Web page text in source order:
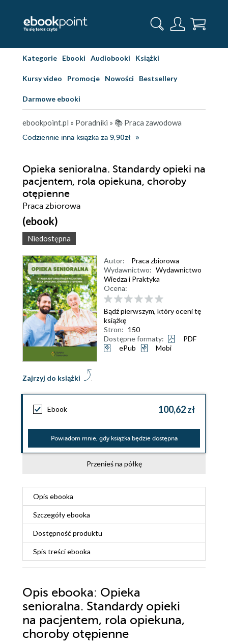
Kategorie Ebooki Audiobooki Książki
Kursy video Promocje Nowości Bestsellery
Darmowe ebooki
ebookpoint.pl » Poradniki » 📚 Praca zawodowa
Codziennie inna książka za 9,90zł
Opieka senioralna. Standardy opieki na
pacjentem, rola opiekuna, choroby
otępienne
Praca zbiorowa
(ebook)
Niedostępna
Zajrzyj do książki
Autor:
Praca zbiorowa
Wydawnictwo: Wydawnictwo
Wiedza i Praktyka
Ocena:
Bądź pierwszym, który oceni tę
książkę
Stron: 150
Dostępne formaty:
PDF
ePub
Mobi
Ebook 100,62 zł
Powiadom mnie, gdy książka będzie dostępna
Przenieś na półkę
Opis ebooka
Szczegółyebooka
Dostępność produktu
Spis treściebooka
Opis ebooka: Opieka
senioralna. Standardy opieki
na pacjentem, rola opiekuna,
choroby otępienne